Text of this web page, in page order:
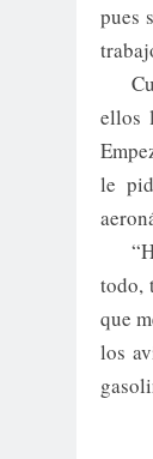
pues
ellos
le
todo,
que
los